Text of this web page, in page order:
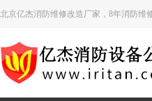
北京亿杰消防维修改造厂家，8年消防维